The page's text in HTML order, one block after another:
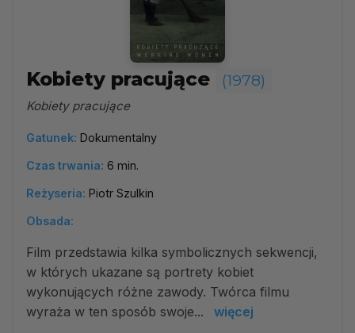
Kobiety pracujące (1978)
Kobiety pracujące
Gatunek: Dokumentalny
Czas trwania: 6 min.
Reżyseria: Piotr Szulkin
Obsada:
Film przedstawia kilka symbolicznych sekwencji,
w których ukazane są portrety kobiet
wykonujących różne zawody. Twórca filmu
wyraża w ten sposób swoje...
więcej